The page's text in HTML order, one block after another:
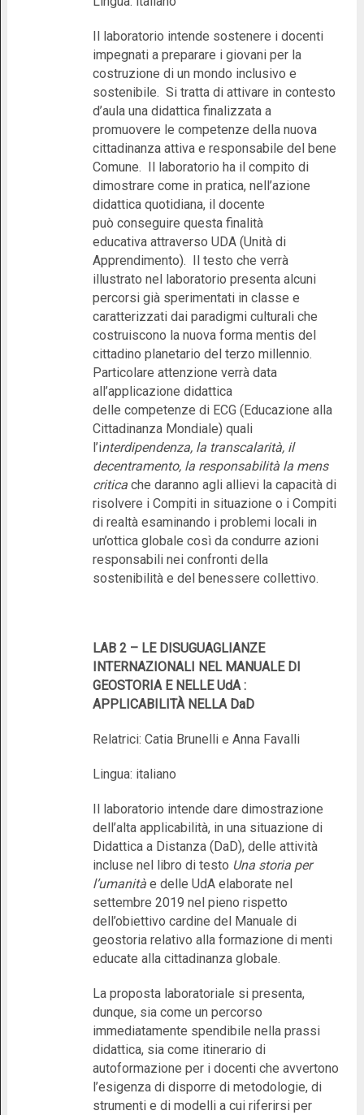
Il laboratorio intende sostenere i docenti
impegnati a preparare i giovani per la
costruzione di un mondo inclusivo e
sostenibile. Si tratta di attivare in contesto
d’aula una didattica finalizzata a
promuovere le competenze della nuova
cittadinanza attiva e responsabile del bene
Comune. Il laboratorio ha il compito di
dimostrare come in pratica, nell’azione
didattica quotidiana, il docente
può conseguire questa finalità
educativa attraverso UDA (Unità di
Apprendimento). Il testo che verrà
illustrato nel laboratorio presenta alcuni
percorsi già sperimentati in classe e
caratterizzati dai paradigmi culturali che
costruiscono la nuova forma mentis del
cittadino planetario del terzo millennio.
Particolare attenzione verrà data
all’applicazione didattica
delle competenze di ECG (Educazione alla
Cittadinanza Mondiale) quali
l’interdipendenza, la transcalarità, il
decentramento, la responsabilità la mens
critica che daranno agli allievi la capacità di
risolvere i Compiti in situazione o i Compiti
di realtà esaminando i problemi locali in
un’ottica globale così da condurre azioni
responsabili nei confronti della
sostenibilità e del benessere collettivo.
LAB 2 – LE DISUGUAGLIANZE
INTERNAZIONALI NEL MANUALE DI
GEOSTORIA E NELLE UdA :
APPLICABILITÀ NELLA DaD
Relatrici: Catia Brunelli e Anna Favalli
Lingua: italiano
Il laboratorio intende dare dimostrazione
dell’alta applicabilità, in una situazione di
Didattica a Distanza (DaD), delle attività
incluse nel libro di testo Una storia per
l’umanitàe delle UdA elaborate nel
settembre 2019 nel pieno rispetto
dell’obiettivo cardine del Manuale di
geostoria relativo alla formazione di menti
educate alla cittadinanza globale.
La proposta laboratoriale si presenta,
dunque, sia come un percorso
immediatamente spendibile nella prassi
didattica, sia come itinerario di
autoformazione per i docenti che avvertono
l’esigenza di disporre di metodologie, di
strumenti e di modelli a cui riferirsi per